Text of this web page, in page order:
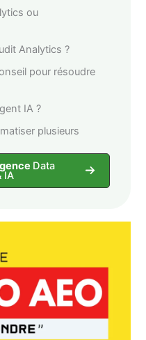
ou
Analytics ?
pour résoudre
IA ?
plusieurs
Data
IA